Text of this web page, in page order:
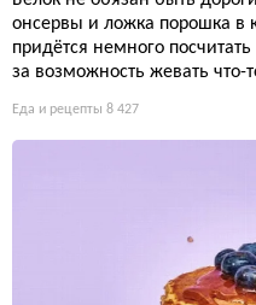
онсервы и ложка порошка в
придётся немного
за возможность жевать что-
Еда и рецепты 8 427